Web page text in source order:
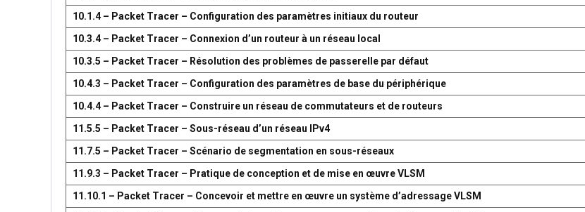
10.1.4 – Packet Tracer – Configuration des paramètres initiaux du routeur
10.3.4 – Packet Tracer – Connexion d’un routeur à un réseau local
10.3.5 – Packet Tracer – Résolution des problèmes de passerelle par défaut
10.4.3 – Packet Tracer – Configuration des paramètres de base du périphérique
10.4.4 – Packet Tracer – Construire un réseau de commutateurs et de routeurs
11.5.5 – Packet Tracer – Sous-réseau d’un réseau IPv4
11.7.5 – Packet Tracer – Scénario de segmentation en sous-réseaux
11.9.3 – Packet Tracer – Pratique de conception et de mise en œuvre VLSM
11.10.1 – Packet Tracer – Concevoir et mettre en œuvre un système d’adressage VLSM